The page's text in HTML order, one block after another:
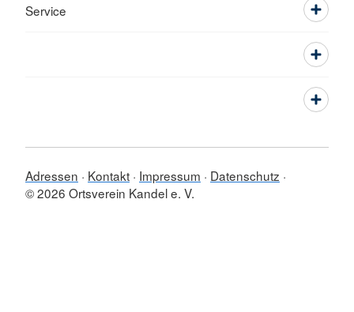
Service
Adressen Kontakt Impressum
Datenschutz
© 2026 Ortsverein Kandel e. V.